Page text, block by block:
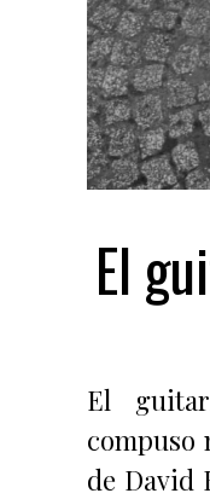
El
El
compuso
de David